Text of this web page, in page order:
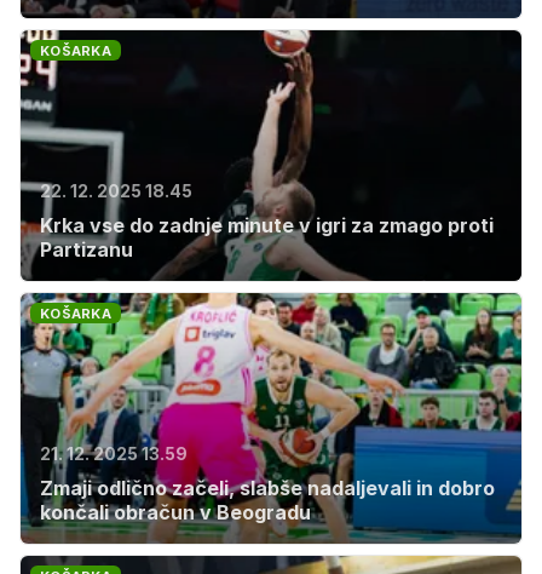
KOŠARKA
22. 12. 2025 18.45
Krka vse do zadnje minute v igri za zmago proti
Partizanu
KOŠARKA
21. 12. 2025 13.59
Zmaji odlično začeli, slabše nadaljevali in dobro
končali obračun v Beogradu